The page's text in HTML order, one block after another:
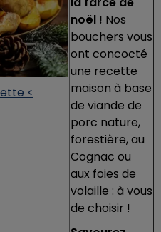
<
noël ! Nos
bouchers vous
ont concocté
une recette
maison à base
de viande de
porc nature,
forestière, au
Cognac ou
aux foies de
volaille : à vous
de choisir !